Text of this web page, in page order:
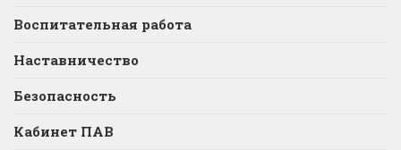
Воспитательная работа
Наставничество
Безопасность
Кабинет ПАВ